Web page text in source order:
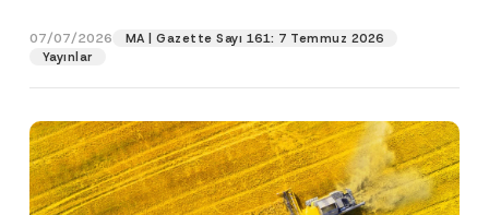
07/07/2026
MA | Gazette Sayı 161: 7 Temmuz 2026
YayınlarPozisyon
E-Posta Adresi*
N
m
a
r
a
s
ı
Telefon Numarası*